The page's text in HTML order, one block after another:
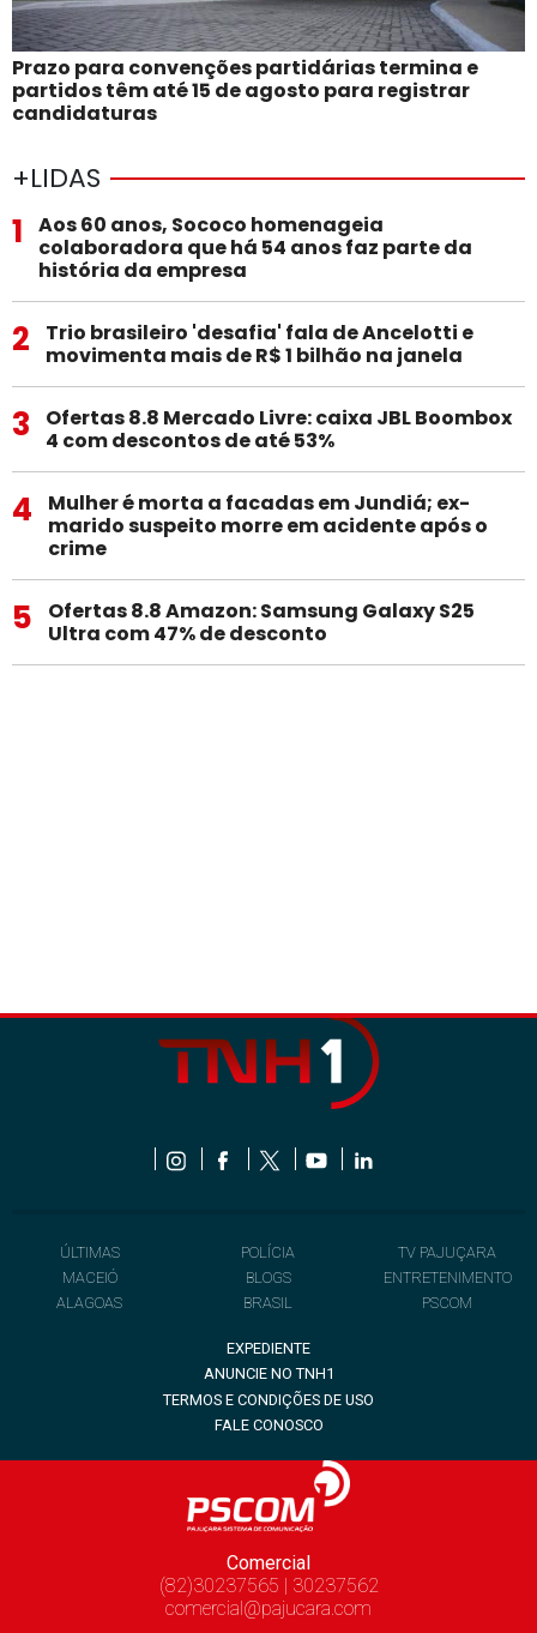
Prazo para convenções partidárias termina e
partidos têm até 15 de agosto para registrar
candidaturas
+LIDAS
1
Aos 60 anos, Sococo homenageia
colaboradora que há 54 anos faz parte da
história da empresa
2
Trio brasileiro 'desafia' fala de Ancelotti e
movimenta mais de R$ 1 bilhão na janela
3
Ofertas 8.8 Mercado Livre: caixa JBL Boombox
4 com descontos de até 53%
4
Mulher é morta a facadas em Jundiá; ex-
marido suspeito morre em acidente após o
crime
5
Ofertas 8.8 Amazon: Samsung Galaxy S25
Ultra com 47% de desconto
ÚLTIMAS
MACEIÓ
ALAGOAS
POLÍCIA
BLOGS
BRASIL
TV PAJUÇARA
ENTRETENIMENTO
PSCOM
EXPEDIENTE
ANUNCIE NO TNH1
TERMOS E CONDIÇÕES DE USO
FALE CONOSCO
Comercial
(82)30237565 | 30237562
comercial@pajucara.com